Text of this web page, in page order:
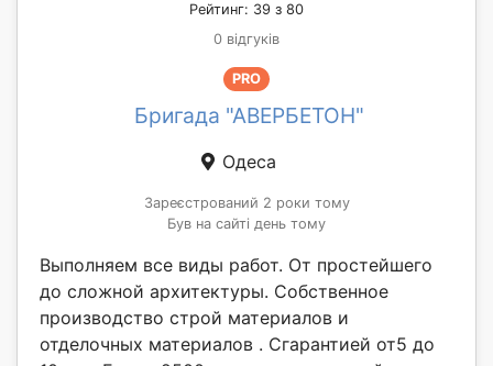
Рейтинг: 39 з 80
0 відгуків
PRO
Бригада "АВЕРБЕТОН"
Одеса
Зареєстрований 2 роки тому
Був на сайті день тому
Выполняем все виды работ. От простейшего
до сложной архитектуры. Собственное
производство строй материалов и
отделочных материалов . Сгарантией от5 до